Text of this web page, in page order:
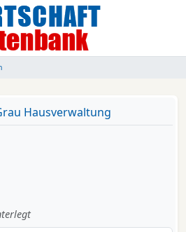
Hausverwaltung